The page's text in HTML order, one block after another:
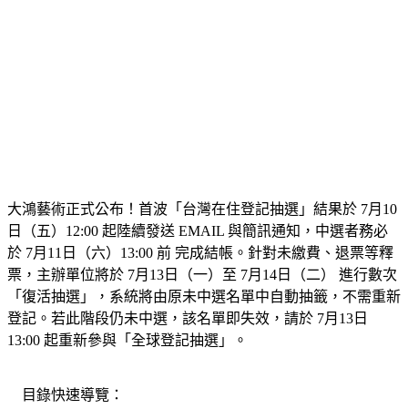
大鴻藝術正式公布！首波「台灣在住登記抽選」結果於 7月10
日（五）12:00 起陸續發送 EMAIL 與簡訊通知，中選者務必
於 7月11日（六）13:00 前 完成結帳。針對未繳費、退票等釋
票，主辦單位將於 7月13日（一）至 7月14日（二）
進行數次
「復活抽選」
，系統將由原未中選名單中自動抽籤，不需重新
登記。若此階段仍未中選，該名單即失效，請於 7月13日
13:00 起重新參與「全球登記抽選」。
目錄快速導覽：